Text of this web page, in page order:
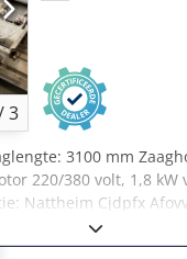
3
3100 mm
220/380 volt, 1,8
Nattheim Cjdpfx